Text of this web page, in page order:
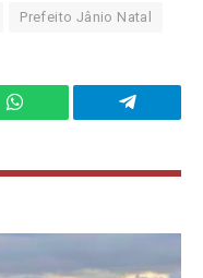
Prefeito Jânio Natal
WhatsApp Telegram